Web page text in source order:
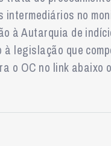
intermediários no
à Autarquia de
à legislação que
o OC no link abaixo